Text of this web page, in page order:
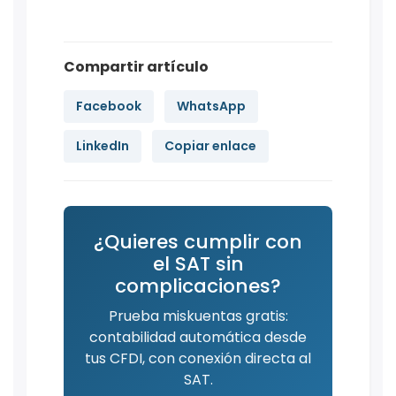
Compartir artículo
Facebook WhatsApp
LinkedIn Copiar enlace
¿Quieres cumplir con
el SAT sin
complicaciones?
Prueba miskuentas gratis:
contabilidad automática desde
tus CFDI, con conexión directa al
SAT.